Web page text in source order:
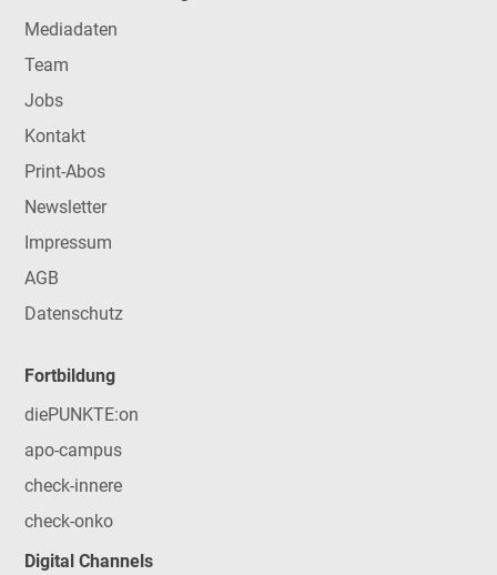
Mediadaten
Team
Jobs
Kontakt
Print-Abos
Newsletter
Impressum
AGB
Datenschutz
Fortbildung
diePUNKTE:on
apo-campus
check-innere
check-onko
Digital Channels